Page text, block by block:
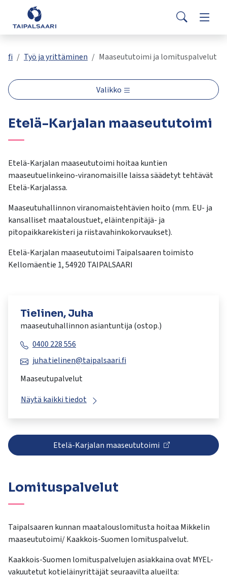
Siirry pääsisältöön
Palaute
Yhteystiedot
Search
Valitse
oleva
ylös-
ja
Siirry
painamalla
Kosketuslaitteiden
voivat
käyttää
kosketus-
pyyhkäisyliikkeitä.
Asuminen ja rakentaminen
Opetus ja kasvatus
Hyvinvointi ja terveys
Kulttuuri ja vapaa-aika
Työ ja yrittäminen
fi Työ ja yrittäminen Maaseututoimi ja lomituspalvelut
Valikko
Etelä-Karjalan maaseututoimi
Etelä-Karjalan maaseututoimi hoitaa kuntien
maaseutuelinkeino-viranomaisille laissa säädetyt tehtävät
Etelä-Karjalassa.
Maaseutuhallinnon viranomaistehtävien hoito (mm. EU- ja
kansalliset maataloustuet, eläintenpitäjä- ja
pitopaikkarekisteri ja riistavahinkokorvaukset).
Etelä-Karjalan maaseututoimi Taipalsaaren toimisto
Kellomäentie 1, 54920 TAIPALSAARI
Tielinen, Juha
maaseutuhallinnon asiantuntija (ostop.)
0400 228 556
juha.tielinen@taipalsaari.fi
Maaseutupalvelut
Näytä kaikki tiedot
Etelä-Karjalan maaseututoimi
Lomituspalvelut
Taipalsaaren kunnan maatalouslomitusta hoitaa Mikkelin
maaseututoimi/ Kaakkois-Suomen lomituspalvelut.
Kaakkois-Suomen lomituspalvelujen asiakkaina ovat MYEL-
vakuutetut kotieläinyrittäjät seuraavilta alueilta: